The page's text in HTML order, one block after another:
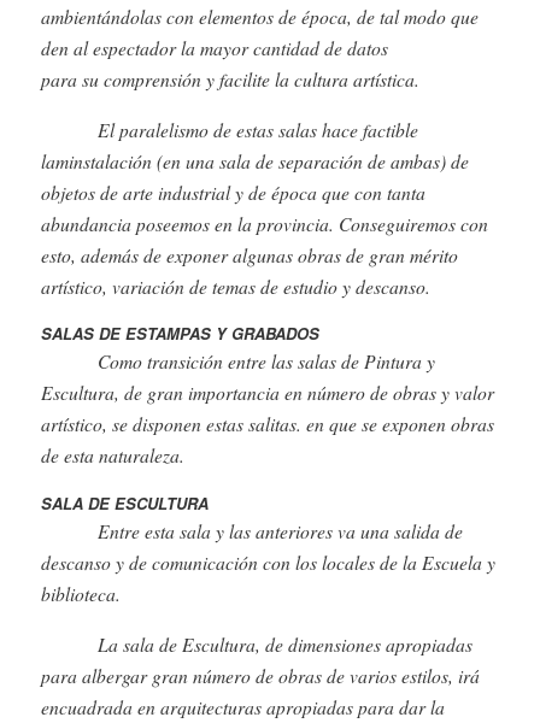
ambientándolas con elementos de época, de tal modo que
den al espectador la mayor cantidad de datos
para su comprensión y facilite la cultura artística.
El paralelismo de estas salas hace factible
laminstalación (en una sala de separación de ambas) de
objetos de arte industrial y de época que con tanta
abundancia poseemos en la provincia. Conseguiremos con
esto, además de exponer algunas obras de gran mérito
artístico, variación de temas de estudio y descanso.
SALAS DE ESTAMPAS Y GRABADOS
Como transición entre las salas de Pintura y
Escultura, de gran importancia en número de obras y valor
artístico, se disponen estas salitas. en que se exponen obras
de esta naturaleza.
SALA DE ESCULTURA
Entre esta sala y las anteriores va una salida de
descanso y de comunicación con los locales de la Escuela y
biblioteca.
La sala de Escultura, de dimensiones apropiadas
para albergar gran número de obras de varios estilos, irá
encuadrada en arquitecturas apropiadas para dar la